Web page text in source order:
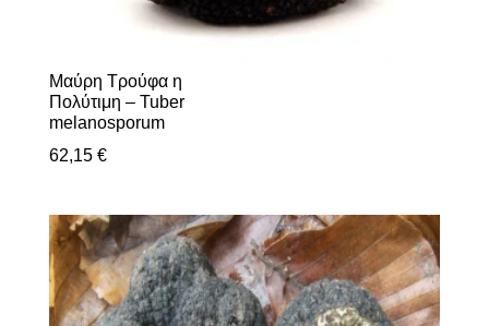
Μαύρη Τρούφα η
Πολύτιμη – Tuber
melanosporum
62,15 €